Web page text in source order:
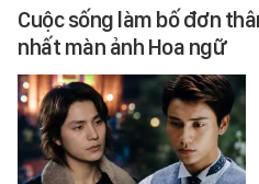
Cuộc sống làm bố đơn
nhất màn ảnh Hoa ngữ